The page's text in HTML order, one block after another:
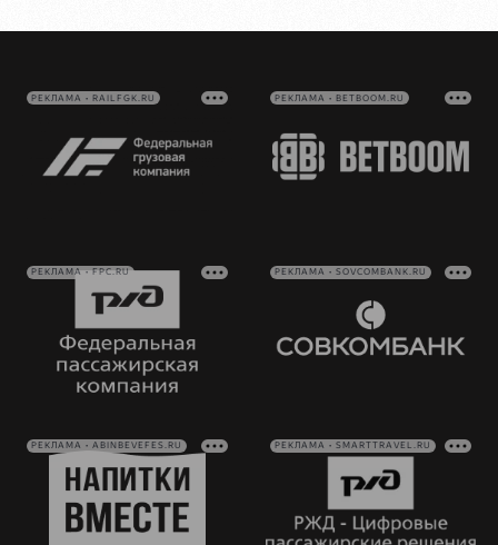
РЕКЛАМА • RAILFGK.RU РЕКЛАМА • BETBOOM.RU
РЕКЛАМА • FPC.RU РЕКЛАМА • SOVCOMBANK.RU
РЕКЛАМА • ABINBEVEFES.RU РЕКЛАМА • SMARTTRAVEL.RU